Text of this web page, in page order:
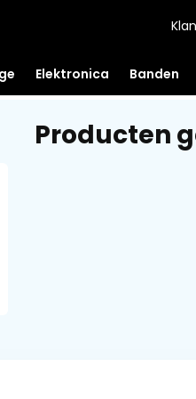
Elektronica Banden
Producten